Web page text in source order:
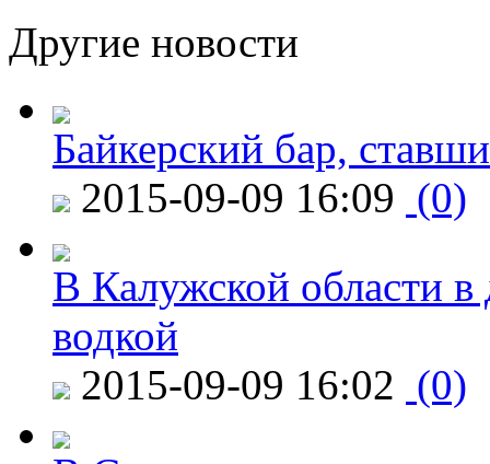
Другие новости
Байкерский бар,
2015-09-09 16:09 (0)
В Калужской области в
водкой
2015-09-09 16:02 (0)